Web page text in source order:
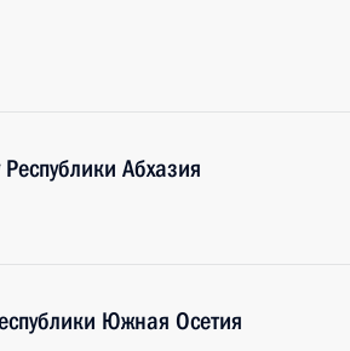
Абхазия
Южная Осетия